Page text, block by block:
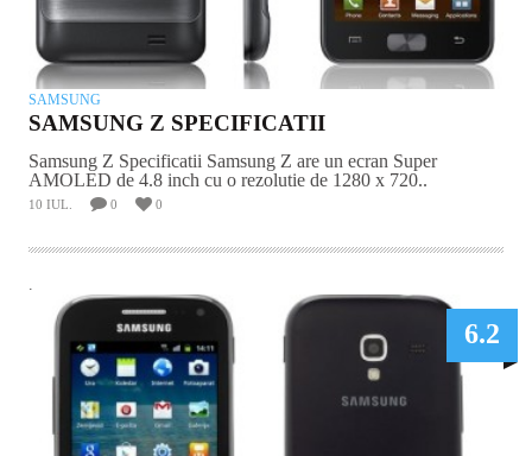
SAMSUNG
SAMSUNG Z SPECIFICATII
Samsung Z Specificatii Samsung Z are un ecran Super
AMOLED de 4.8 inch cu o rezolutie de 1280 x 720..
10 IUL. 0 0
6.2